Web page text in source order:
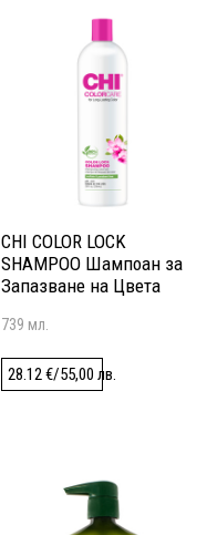
CHI COLOR LOCK
SHAMPOO Шампоан за
Запазване на Цвета
739 мл.
28.12€/55,00 лв.